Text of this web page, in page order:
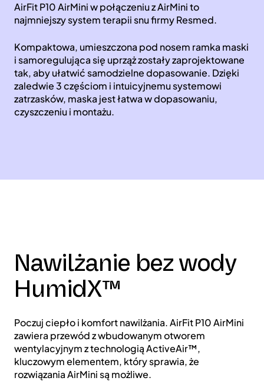
AirFit P10 AirMini w połączeniu z AirMini to
najmniejszy system terapii snu firmy Resmed.
Kompaktowa, umieszczona pod nosem ramka maski
i samoregulująca się uprząż zostały zaprojektowane
tak, aby ułatwić samodzielne dopasowanie. Dzięki
zaledwie 3 częściom i intuicyjnemu systemowi
zatrzasków, maska jest łatwa w dopasowaniu,
czyszczeniu i montażu.
Nawilżanie bez wody
HumidX™
Poczuj ciepło i komfort nawilżania. AirFit P10 AirMini
zawiera przewód z wbudowanym otworem
wentylacyjnym z technologią ActiveAir™,
kluczowym elementem, który sprawia, że
rozwiązania AirMini są możliwe.